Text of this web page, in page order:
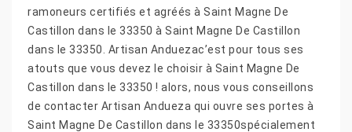
ramoneurs certifiés et agréés à Saint Magne De
Castillon dans le 33350 à Saint Magne De Castillon
dans le 33350. Artisan Anduezac’est pour tous ses
atouts que vous devez le choisir à Saint Magne De
Castillon dans le 33350 ! alors, nous vous conseillons
de contacter Artisan Andueza qui ouvre ses portes à
Saint Magne De Castillon dans le 33350spécialement